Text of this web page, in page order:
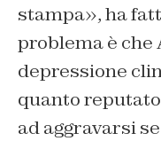
stampa», ha
problema è che
depressione
quanto
ad aggravarsi